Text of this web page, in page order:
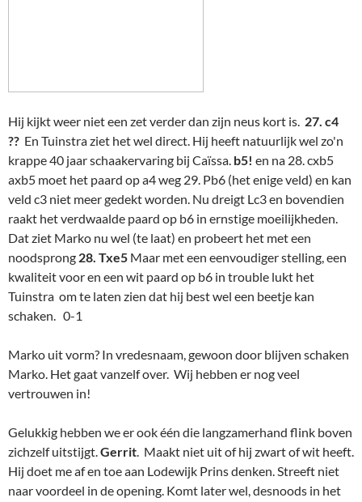
Hij kijkt weer niet een zet verder dan zijn neus kort is. 27. c4
?? En Tuinstra ziet het wel direct. Hij heeft natuurlijk wel zo'n
krappe 40 jaar schaakervaring bij Caïssa. b5! en na 28. cxb5
axb5 moet het paard op a4 weg 29. Pb6 (het enige veld) en kan
veld c3 niet meer gedekt worden. Nu dreigt Lc3 en bovendien
raakt het verdwaalde paard op b6 in ernstige moeilijkheden.
Dat ziet Marko nu wel (te laat) en probeert het met een
noodsprong 28. Txe5 Maar met een eenvoudiger stelling, een
kwaliteit voor en een wit paard op b6 in trouble lukt het
Tuinstra om te laten zien dat hij best wel een beetje kan
schaken. 0-1
Marko uit vorm? In vredesnaam, gewoon door blijven schaken
Marko. Het gaat vanzelf over. Wij hebben er nog veel
vertrouwen in!
Gelukkig hebben we er ook één die langzamerhand flink boven
zichzelf uitstijgt.Gerrit. Maakt niet uit of hij zwart of wit heeft.
Hij doet me af en toe aan Lodewijk Prins denken. Streeft niet
naar voordeel in de opening. Komt later wel, desnoods in het